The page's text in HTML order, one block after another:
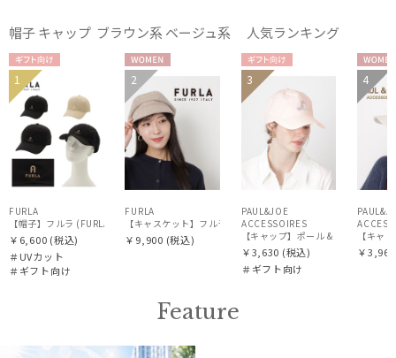
帽子 キャップ ブラウン系 ベージュ系 人気ランキング
ギフト
向け
WOME
N
1
FURLA
【帽子】フルラ (FURLA) スカーフキャップ ロゴ刺繍
￥6,600 (税込)
＃UVカット
＃ギフト向け
WOME
N
2
FURLA
【キャスケット】フルラ (FURLA) ツイードキャスケッ
￥9,900 (税込)
ギフト
向け
WOME
N
3
PAUL&JOE
ACCESSOIRES
【キャップ】ポール & ジョー
￥3,630 (税込)
＃ギフト向け
N
4
【キャ
￥3,960
Feature